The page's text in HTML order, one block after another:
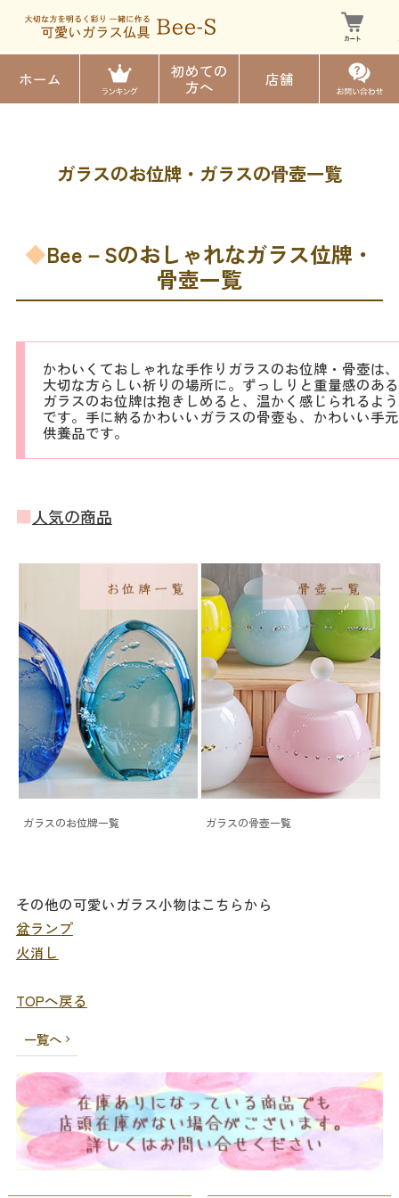
ホーム
初めての
方へ
店舗
ガラスのお位牌・ガラスの骨壺一覧
◆Bee－Sのおしゃれなガラス位牌・
骨壺一覧
かわいくておしゃれな手作りガラスのお位牌・骨壺は、
大切な方らしい祈りの場所に。ずっしりと重量感のある
ガラスのお位牌は抱きしめると、温かく感じられるよう
です。手に納るかわいいガラスの骨壺も、かわいい手元
供養品です。
■人気の商品
ガラスのお位牌一覧 ガラスの骨壺一覧
その他の可愛いガラス小物はこちらから
盆ランプ
火消し
TOPへ戻る
一覧へ